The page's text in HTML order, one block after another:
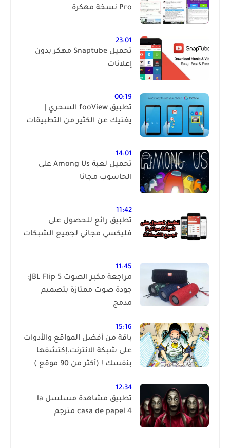
Pro نسخة مهكرة
23:01
تحميل Snaptube مهكر بدون
إعلانات
00:19
تطبيق fooView السحري |
يغنيك عن الكثير من التطبيقات
14:01
تحميل لعبة Among Us على
الحاسوب مجانا
11:42
تطبيق رائع للحصول على
فليكسي مجاني لجميع الشبكات
11:45
مراجعة مكبر الصوت JBL Flip 5:
جودة صوت ممتازة بتصميم
مدمج
15:16
باقة من أفضل المواقع والأدوات
على شبكة الانترنت،إكتشفها
بنفسك ! (أكثر من 90 موقع )
12:34
تطبيق مشاهدة مسلسل la
casa de papel 4 مترجم